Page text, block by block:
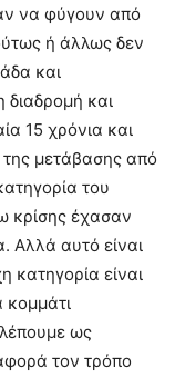
να φύγουν από
ή άλλως δεν
και
διαδρομή και
15 χρόνια και
μετάβασης από
του
κρίσης έχασαν
Αλλά αυτό είναι
κατηγορία είναι
κομμάτι
ως
τον τρόπο